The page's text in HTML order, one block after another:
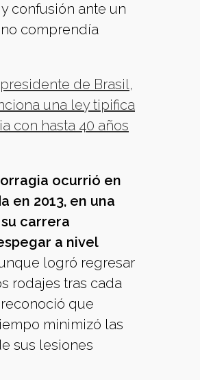
confusión ante un
comprendía
de Brasil,
una ley tipifica
con hasta 40 años
ocurrió en
en 2013, en una
carrera
a nivel
logró regresar
rodajes tras cada
que
minimizó las
sus lesiones